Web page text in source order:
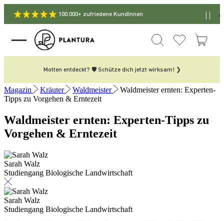
100.000+ zufriedene KundInnen
Motten entdeckt? 🛡️ Schütze dich jetzt wirksam! ❯
Magazin Kräuter Waldmeister
Waldmeister ernten: Experten-
Tipps zu Vorgehen & Erntezeit
Waldmeister ernten: Experten-Tipps zu
Vorgehen & Erntezeit
Sarah Walz
Studiengang Biologische Landwirtschaft
Sarah Walz
Studiengang Biologische Landwirtschaft